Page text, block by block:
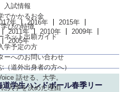
入試情報
でかかるお金
学びの特徴
ネット出願ガイド
学予定の方
ーへのお問い合わせ
（道外出身者の方へ）
話せる、大学。
入学を決めた理由
年 2016年
2015年
2011年 2010年
2009年
2005年
学生ハンドボール春季リー